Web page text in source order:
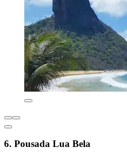
6. Pousada Lua Bela